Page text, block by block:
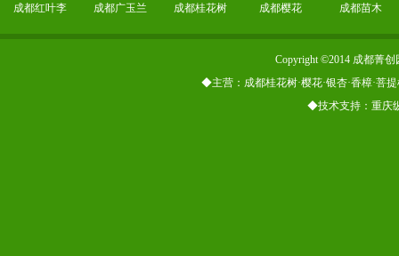
成都红叶李
成都广玉兰 成都桂花树 成都樱花 成都苗木
Copyright ©2014 成都菁
◆主营：成都桂花树·樱花·银杏·香樟·菩
◆技术支持：重庆